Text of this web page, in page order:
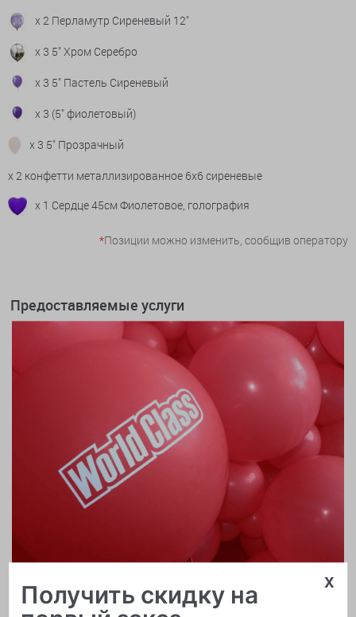
x 2 Перламутр Сиреневый 12"
x 3 5" Хром Серебро
x 3 5" Пастель Сиреневый
x 3 (5" фиолетовый)
x 3 5" Прозрачный
x 2 конфетти металлизированное 6х6 сиреневые
x 1 Сердце 45см Фиолетовое, голография
*Позиции можно изменить, сообщив оператору
Предоставляемые услуги
x
Получить скидку на